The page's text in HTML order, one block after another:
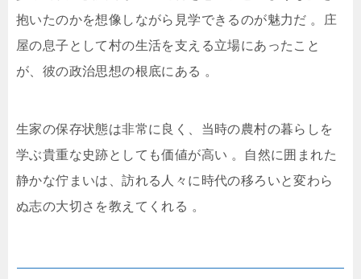
抱いたのかを想像しながら見学できるのが魅力だ 。庄
屋の息子として村の生活を支える立場にあったこと
が、彼の政治思想の根底にある 。
生家の保存状態は非常に良く、当時の農村の暮らしを
学ぶ貴重な史跡としても価値が高い 。自然に囲まれた
静かな佇まいは、訪れる人々に時代の移ろいと変わら
ぬ志の大切さを教えてくれる 。